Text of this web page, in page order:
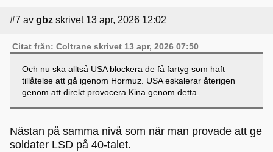
#7 av gbz skrivet 13 apr, 2026 12:02
Citat från: Coltrane skrivet 13 apr, 2026 07:50
Och nu ska alltså USA blockera de få fartyg som haft
tillåtelse att gå igenom Hormuz. USA eskalerar återigen
genom att direkt provocera Kina genom detta.
Nästan på samma nivå som när man provade att ge
soldater LSD på 40-talet.